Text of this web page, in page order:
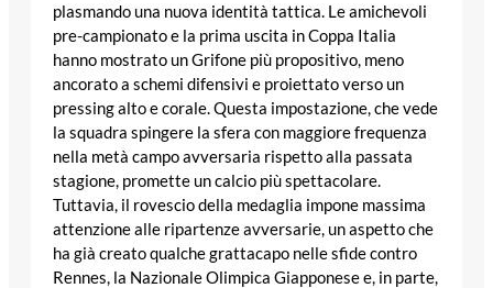
plasmando una nuova identità tattica. Le amichevoli
pre-campionato e la prima uscita in Coppa Italia
hanno mostrato un Grifone più propositivo, meno
ancorato a schemi difensivi e proiettato verso un
pressing alto e corale. Questa impostazione, che vede
la squadra spingere la sfera con maggiore frequenza
nella metà campo avversaria rispetto alla passata
stagione, promette un calcio più spettacolare.
Tuttavia, il rovescio della medaglia impone massima
attenzione alle ripartenze avversarie, un aspetto che
ha già creato qualche grattacapo nelle sfide contro
Rennes, la Nazionale Olimpica Giapponese e, in parte,